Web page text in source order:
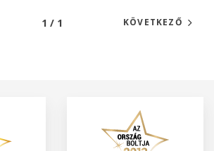
1 / 1 KÖVETKEZŐ